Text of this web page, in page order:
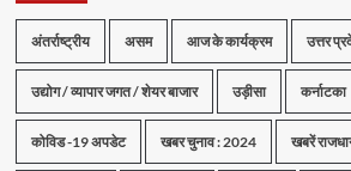
अंतर्राष्ट्रीय असम आज के कार्यक्रम उत्तर
उद्योग / व्यापार जगत / शेयर बाजार उड़ीसा कर्नाटका
कोविड -19 अपडेट खबर चुनाव : 2024 खबरें